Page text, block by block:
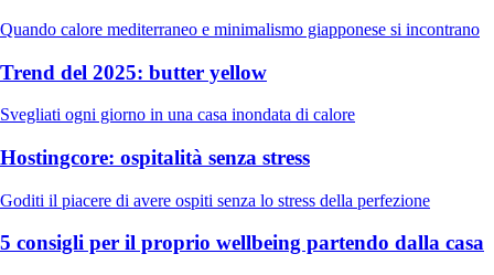
Quando calore mediterraneo e minimalismo giapponese si incontrano
Trend del 2025: butter yellow
Svegliati ogni giorno in una casa inondata di calore
Hostingcore: ospitalità senza stress
Goditi il piacere di avere ospiti senza lo stress della perfezione
5 consigli per il proprio wellbeing partendo dalla casa